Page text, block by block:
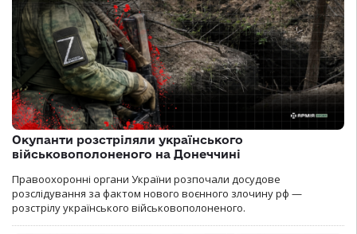
Окупанти розстріляли українського
військовополоненого на Донеччині
Правоохоронні органи України розпочали досудове
розслідування за фактом нового воєнного злочину рф —
розстрілу українського військовополоненого.